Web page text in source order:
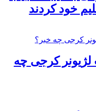
خود کردند
لژیونر کرجی چه